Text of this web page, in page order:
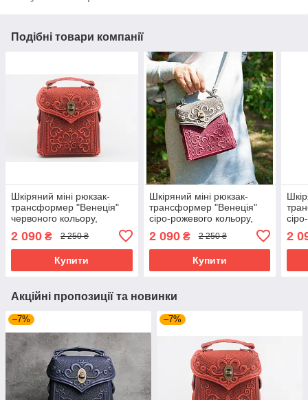
Подібні товари компанії
Шкіряний міні рюкзак-
трансформер "Венеція"
червоного кольору,
2 090 ₴ 2 250 ₴
Купити
Шкіряний міні рюкзак-
трансформер "Венеція"
сіро-рожевого кольору,
2 090₴ 2 250 ₴
Купити
2
Акційні пропозиції та новинки
–7% –7%